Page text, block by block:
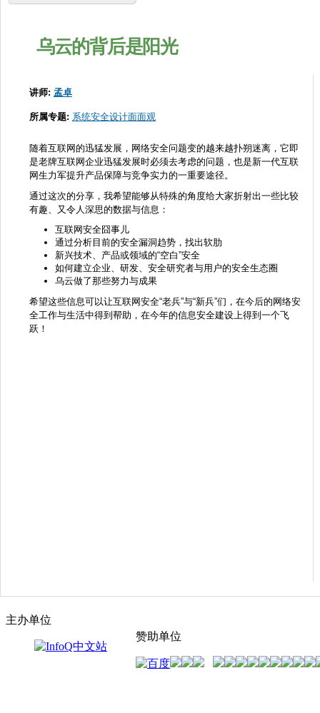
乌云的背后是阳光
讲师: 孟卓
所属专题: 系统安全设计面面观
随着互联网的迅猛发展，网络安全问题变的越来越扑朔迷离，它即
是老牌互联网企业迅猛发展时必须去考虑的问题，也是新一代互联
网生力军提升产品保障与竞争实力的一重要途径。
通过这次的分享，我希望能够从特殊的角度给大家折射出一些比较
有趣、又令人深思的数据与信息：
互联网安全囧事儿
通过分析目前的安全漏洞趋势，找出软肋
新兴技术、产品或领域的“空白”安全
如何建立企业、研发、安全研究者与用户的安全生态圈
乌云做了那些努力与成果
希望这些信息可以让互联网安全“老兵”与“新兵”们，在今后的网络安
全工作与生活中得到帮助，在今年的信息安全建设上得到一个飞
跃！